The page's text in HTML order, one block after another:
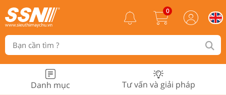
0
Danh mục Tư vấn và giải pháp